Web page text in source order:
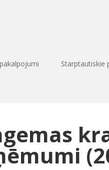
Starptautiskie